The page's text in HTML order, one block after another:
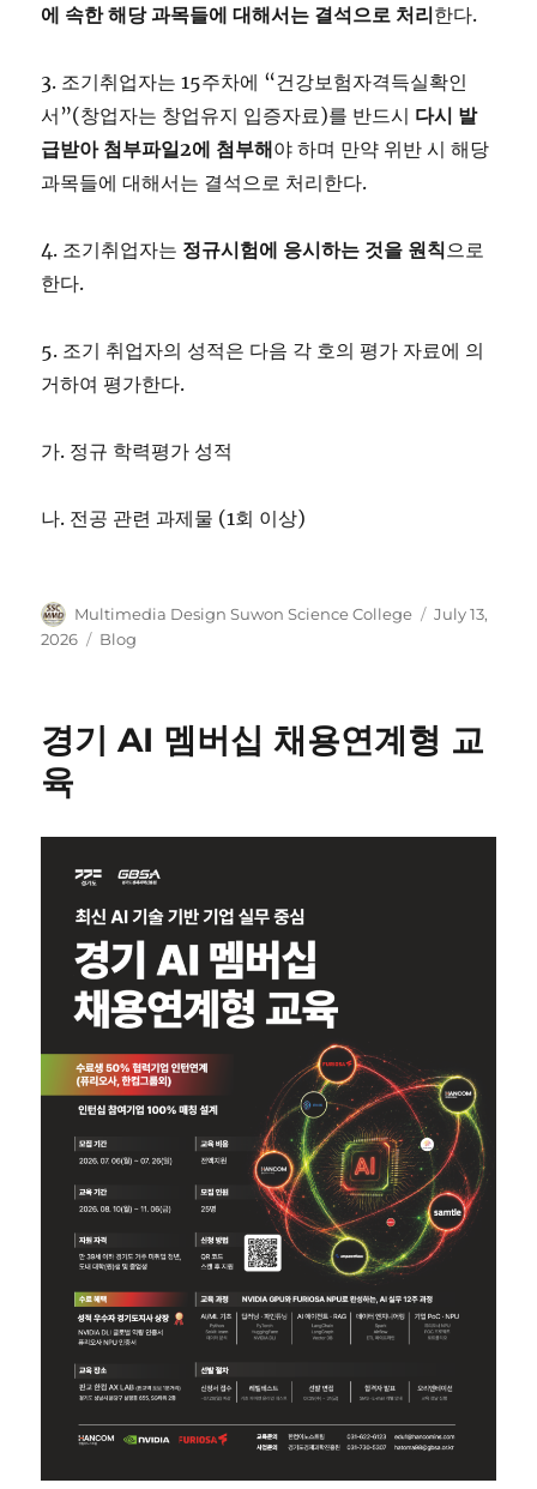
에 속한 해당 과목들에 대해서는 결석으로 처리한다.
3. 조기취업자는 15주차에 “건강보험자격득실확인
서”(창업자는 창업유지 입증자료)를 반드시 다시 발
급받아 첨부파일2에 첨부해야 하며 만약 위반 시 해당
과목들에 대해서는 결석으로 처리한다.
4. 조기취업자는 정규시험에 응시하는 것을 원칙으로
한다.
5. 조기 취업자의 성적은 다음 각 호의 평가 자료에 의
거하여 평가한다.
가. 정규 학력평가 성적
나. 전공 관련 과제물 (1회 이상)
Author
Multimedia Design Suwon Science College
Posted
July 13,
2026
Categories
Blog
경기 AI 멤버십 채용연계형 교
육